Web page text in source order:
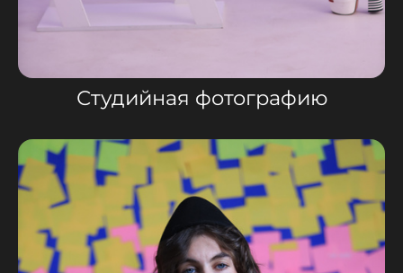
Студийная фотографию